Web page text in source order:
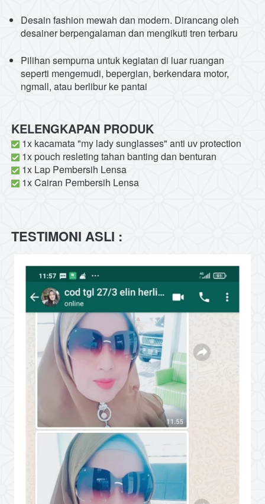
Desain fashion mewah dan modern. Dirancang oleh
desainer berpengalaman dan mengikuti tren terbaru
Pilihan sempurna untuk kegiatan di luar ruangan
seperti mengemudi, bepergian, berkendara motor,
ngmall, atau berlibur ke pantai
KELENGKAPAN PRODUK
1x kacamata "my lady sunglasses" anti uv protection
1x pouch resleting tahan banting dan benturan
1x Lap Pembersih Lensa
1x Cairan Pembersih Lensa
TESTIMONI ASLI :